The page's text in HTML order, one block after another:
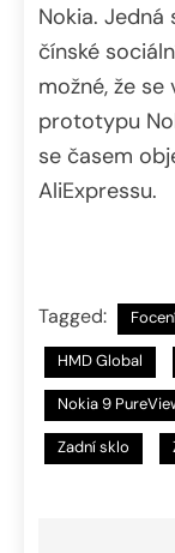
Nokia. Jedná
čínské
možné, že
prototypu
se časem
AliExpressu.
Tagged:
HMD Global
Nokia 9
Zadní sklo